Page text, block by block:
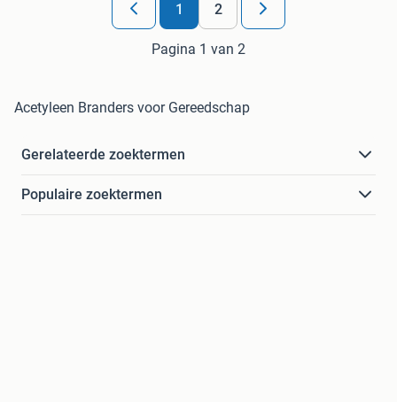
1 2
Pagina 1 van 2
Acetyleen Branders voor Gereedschap
Gerelateerde zoektermen
Populaire zoektermen